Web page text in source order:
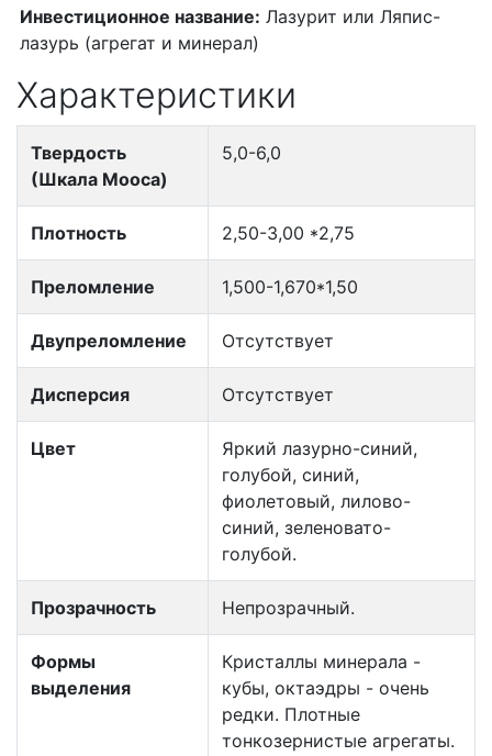
Инвестиционное название: Лазурит или Ляпис-
лазурь (агрегат и минерал)
Характеристики
Твердость
(Шкала Мооса)
5,0-6,0
Плотность 2,50-3,00 *2,75
Преломление 1,500-1,670*1,50
Двупреломление Отсутствует
Дисперсия Отсутствует
Цвет
Яркий лазурно-синий,
голубой, синий,
фиолетовый, лилово-
синий, зеленовато-
голубой.
Прозрачность Непрозрачный.
Формы
выделения
Кристаллы минерала -
кубы, октаэдры - очень
редки. Плотные
тонкозернистые агрегаты.